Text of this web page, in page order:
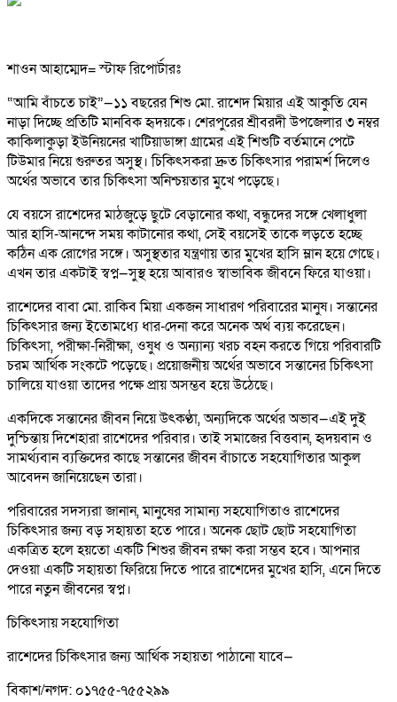
শাওন আহাম্মেদ= স্টাফ রিপোর্টারঃ
“আমি বাঁচতে চাই”—১১ বছরের শিশু মো. রাশেদ মিয়ার এই আকুতি যেন
নাড়া দিচ্ছে প্রতিটি মানবিক হৃদয়কে। শেরপুরের শ্রীবরদী উপজেলার ৩ নম্বর
কাকিলাকুড়া ইউনিয়নের খাটিয়াডাঙ্গা গ্রামের এই শিশুটি বর্তমানে পেটে
টিউমার নিয়ে গুরুতর অসুস্থ। চিকিৎসকরা দ্রুত চিকিৎসার পরামর্শ দিলেও
অর্থের অভাবে তার চিকিৎসা অনিশ্চয়তার মুখে পড়েছে।
যে বয়সে রাশেদের মাঠজুড়ে ছুটে বেড়ানোর কথা, বন্ধুদের সঙ্গে খেলাধুলা
আর হাসি-আনন্দে সময় কাটানোর কথা, সেই বয়সেই তাকে লড়তে হচ্ছে
কঠিন এক রোগের সঙ্গে। অসুস্থতার যন্ত্রণায় তার মুখের হাসি ম্লান হয়ে গেছে।
এখন তার একটাই স্বপ্ন—সুস্থ হয়ে আবারও স্বাভাবিক জীবনে ফিরে যাওয়া।
রাশেদের বাবা মো. রাকিব মিয়া একজন সাধারণ পরিবারের মানুষ। সন্তানের
চিকিৎসার জন্য ইতোমধ্যে ধার-দেনা করে অনেক অর্থ ব্যয় করেছেন।
চিকিৎসা, পরীক্ষা-নিরীক্ষা, ওষুধ ও অন্যান্য খরচ বহন করতে গিয়ে পরিবারটি
চরম আর্থিক সংকটে পড়েছে। প্রয়োজনীয় অর্থের অভাবে সন্তানের চিকিৎসা
চালিয়ে যাওয়া তাদের পক্ষে প্রায় অসম্ভব হয়ে উঠেছে।
একদিকে সন্তানের জীবন নিয়ে উৎকণ্ঠা, অন্যদিকে অর্থের অভাব—এই দুই
দুশ্চিন্তায় দিশেহারা রাশেদের পরিবার। তাই সমাজের বিত্তবান, হৃদয়বান ও
সামর্থ্যবান ব্যক্তিদের কাছে সন্তানের জীবন বাঁচাতে সহযোগিতার আকুল
আবেদন জানিয়েছেন তারা।
পরিবারের সদস্যরা জানান, মানুষের সামান্য সহযোগিতাও রাশেদের
চিকিৎসার জন্য বড় সহায়তা হতে পারে। অনেক ছোট ছোট সহযোগিতা
একত্রিত হলে হয়তো একটি শিশুর জীবন রক্ষা করা সম্ভব হবে। আপনার
দেওয়া একটি সহায়তা ফিরিয়ে দিতে পারে রাশেদের মুখের হাসি, এনে দিতে
পারে নতুন জীবনের স্বপ্ন।
চিকিৎসায় সহযোগিতা
রাশেদের চিকিৎসার জন্য আর্থিক সহায়তা পাঠানো যাবে—
বিকাশ/নগদ: ০১৭৫৫-৭৫৫২৯৯